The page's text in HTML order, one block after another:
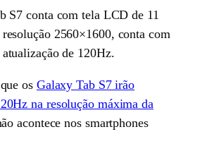
S7 conta com tela LCD de 11
2560×1600, conta com
de 120Hz.
os Galaxy Tab S7 irão
na resolução máxima da
acontece nos smartphones